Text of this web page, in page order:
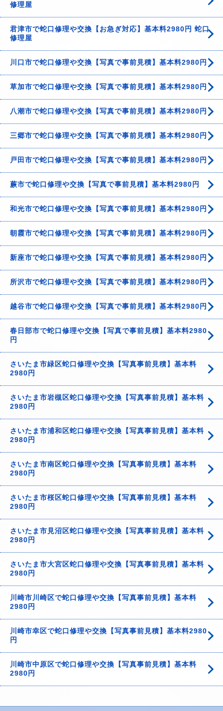
修理屋
君津市で蛇口修理や交換【お急ぎ対応】基本料2980円 蛇口
修理屋
川口市で蛇口修理や交換【写真で事前見積】基本料2980円
草加市で蛇口修理や交換【写真で事前見積】基本料2980円
八潮市で蛇口修理や交換【写真で事前見積】基本料2980円
三郷市で蛇口修理や交換【写真で事前見積】基本料2980円
戸田市で蛇口修理や交換【写真で事前見積】基本料2980円
蕨市で蛇口修理や交換【写真で事前見積】基本料2980円
和光市で蛇口修理や交換【写真で事前見積】基本料2980円
朝霞市で蛇口修理や交換【写真で事前見積】基本料2980円
新座市で蛇口修理や交換【写真で事前見積】基本料2980円
所沢市で蛇口修理や交換【写真で事前見積】基本料2980円
越谷市で蛇口修理や交換【写真で事前見積】基本料2980円
春日部市で蛇口修理や交換【写真で事前見積】基本料2980
円
さいたま市緑区蛇口修理や交換【写真事前見積】基本料
2980円
さいたま市岩槻区蛇口修理や交換【写真事前見積】基本料
2980円
さいたま市浦和区蛇口修理や交換【写真事前見積】基本料
2980円
さいたま市南区蛇口修理や交換【写真事前見積】基本料
2980円
さいたま市桜区蛇口修理や交換【写真事前見積】基本料
2980円
さいたま市見沼区蛇口修理や交換【写真事前見積】基本料
2980円
さいたま市大宮区蛇口修理や交換【写真事前見積】基本料
2980円
川崎市川崎区で蛇口修理や交換【写真事前見積】基本料
2980円
川崎市幸区で蛇口修理や交換【写真事前見積】基本料2980
円
川崎市中原区で蛇口修理や交換【写真事前見積】基本料
2980円